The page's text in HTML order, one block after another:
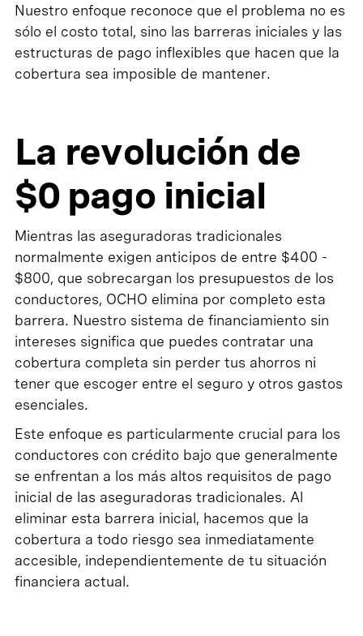
Nuestro enfoque reconoce que el problema no es
sólo el costo total, sino las barreras iniciales y las
estructuras de pago inflexibles que hacen que la
cobertura sea imposible de mantener.
La revolución de
$0 pago inicial
Mientras las aseguradoras tradicionales
normalmente exigen anticipos de entre $400 -
$800, que sobrecargan los presupuestos de los
conductores, OCHO elimina por completo esta
barrera. Nuestro sistema de financiamiento sin
intereses significa que puedes contratar una
cobertura completa sin perder tus ahorros ni
tener que escoger entre el seguro y otros gastos
esenciales.
Este enfoque es particularmente crucial para los
conductores con crédito bajo que generalmente
se enfrentan a los más altos requisitos de pago
inicial de las aseguradoras tradicionales. Al
eliminar esta barrera inicial, hacemos que la
cobertura a todo riesgo sea inmediatamente
accesible, independientemente de tu situación
financiera actual.